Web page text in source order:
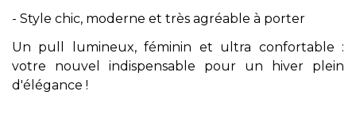
- Style chic, moderne et très agréable à porter
Un pull lumineux, féminin et ultra confortable :
votre nouvel indispensable pour un hiver plein
d'élégance !